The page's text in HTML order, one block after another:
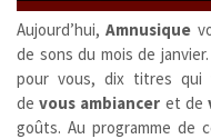
Aujourd’hui,Amnusique
de sons du mois de
pour vous, dix titres qui
devous ambiancer et de
goûts. Au programme de